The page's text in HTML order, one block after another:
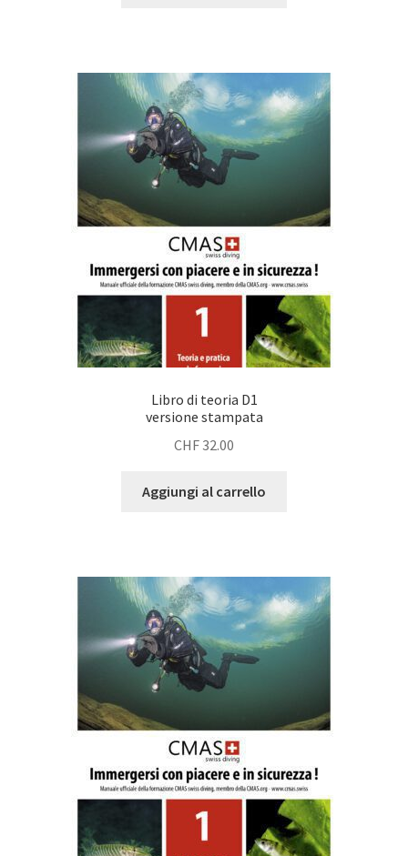
Libro di teoria D1
versione stampata
CHF32.00
Aggiungi al carrello